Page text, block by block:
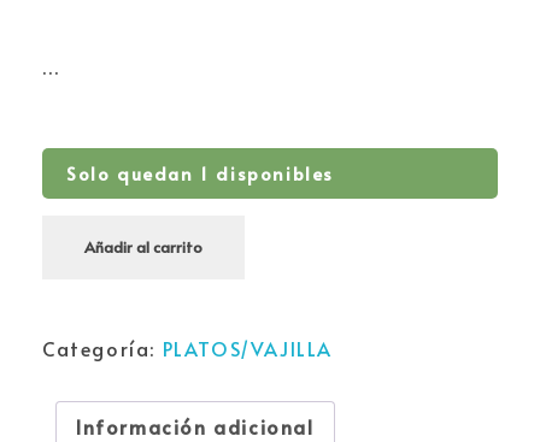
…
Solo quedan 1 disponibles
Añadir al carrito
Categoría: PLATOS/VAJILLA
Información adicional